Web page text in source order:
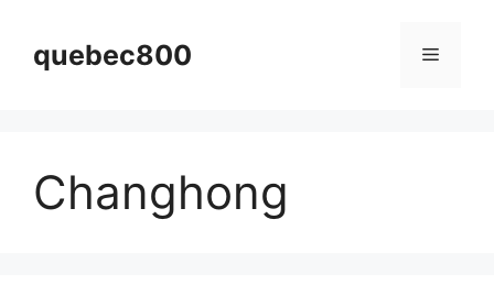
contentquebec800 Menu
Changhong